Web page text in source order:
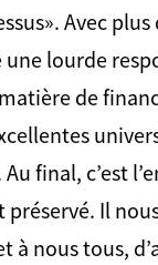
Avec
une lourde
de
final, c’est
préservé. Il
à nous tous,